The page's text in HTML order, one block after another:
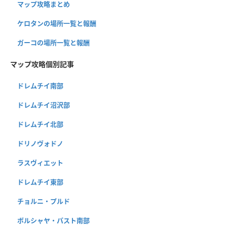
マップ攻略まとめ
ケロタンの場所一覧と報酬
ガーコの場所一覧と報酬
マップ攻略個別記事
ドレムチイ南部
ドレムチイ沼沢部
ドレムチイ北部
ドリノヴォドノ
ラスヴィエット
ドレムチイ東部
チョルニ・プルド
ボルシャヤ・パスト南部